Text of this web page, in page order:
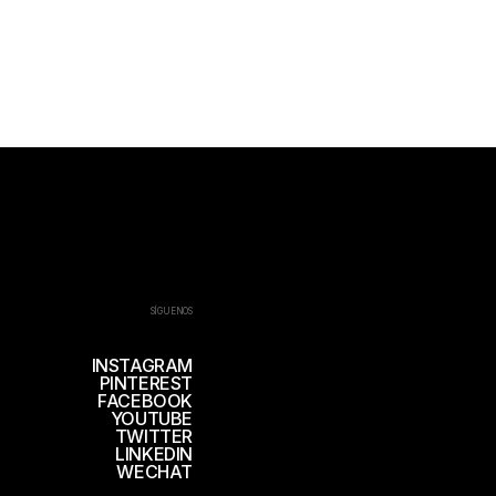
SÍGUENOS
INSTAGRAM
PINTEREST
FACEBOOK
YOUTUBE
TWITTER
LINKEDIN
WECHAT